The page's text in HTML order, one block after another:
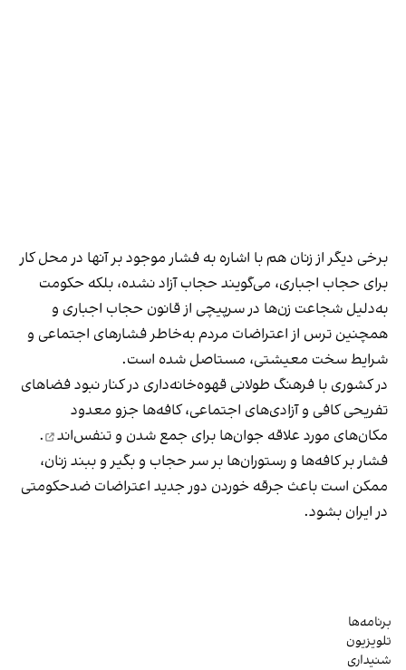
برخی دیگر از زنان هم با اشاره به فشار موجود بر آنها در محل کار
برای حجاب اجباری، می‌گویند حجاب آزاد نشده، بلکه حکومت
به‌دلیل شجاعت زن‌ها در سرپیچی از قانون حجاب اجباری و
همچنین ترس از اعتراضات مردم به‌خاطر فشارهای اجتماعی و
شرایط سخت معیشتی، مستاصل شده است.
در کشوری با فرهنگ طولانی قهوه‌‌خانه‌داری در کنار نبود فضاهای
تفریحی کافی و آزادی‌های اجتماعی، کافه‌ها جزو معدود
مکان‌های مورد علاقه جوان‌ها برای جمع شدن و تنفس‌اند
.
فشار بر کافه‌ها و رستوران‌ها بر سر حجاب و بگیر و ببند زنان،
ممکن است باعث جرقه خوردن دور جدید اعتراضات ضدحکومتی
در ایران بشود.
برنامه‌ها
تلویزیون
شنیداری